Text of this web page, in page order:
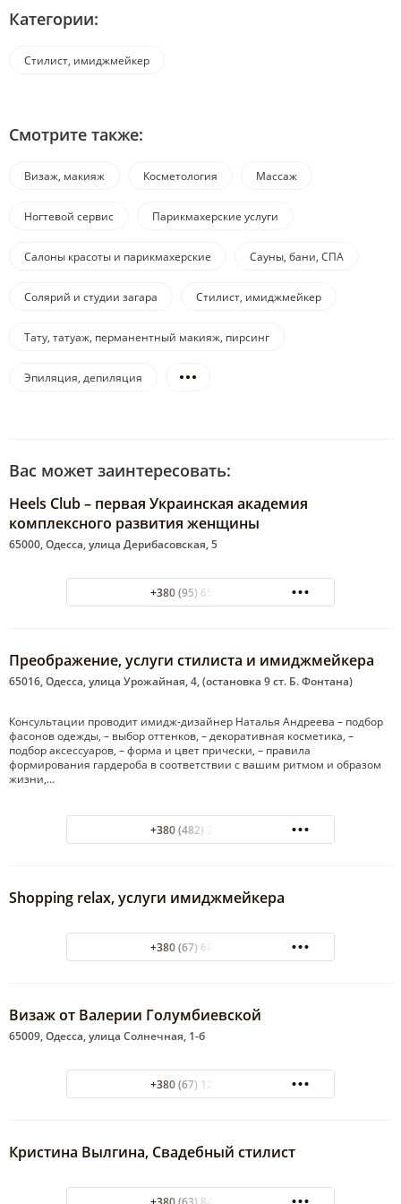
Категории:
Стилист, имиджмейкер
Смотрите также:
Визаж, макияж Косметология Массаж
Ногтевой сервис Парикмахерские услуги
Салоны красоты и парикмахерские Сауны, бани, СПА
Солярий и студии загара Стилист, имиджмейкер
Тату, татуаж, перманентный макияж, пирсинг
Эпиляция, депиляция
Вас может заинтересовать:
Heels Club – первая Украинская академия
комплексного развития женщины
65000, Одесса, улица Дерибасовская, 5
+380 (95) 655-29-78
Преображение, услуги стилиста и имиджмейкера
65016, Одесса, улица Урожайная, 4, (остановка 9 ст. Б. Фонтана)
Консультации проводит имидж-дизайнер Наталья Андреева – подбор
фасонов одежды, – выбор оттенков, – декоративная косметика, –
подбор аксессуаров, – форма и цвет прически, – правила
формирования гардероба в соответствии с вашим ритмом и образом
жизни,…
+380 (482) 33-88-66
Shopping relax, услуги имиджмейкера
+380 (67) 68-29-184
Визаж от Валерии Голумбиевской
65009, Одесса, улица Солнечная, 1-б
+380 (67) 123-44-33
Кристина Вылгина, Свадебный стилист